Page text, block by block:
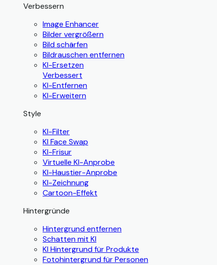
Verbessern
Image Enhancer
Bilder vergrößern
Bild schärfen
Bildrauschen entfernen
KI-Ersetzen
Verbessert
KI-Entfernen
KI-Erweitern
Style
KI-Filter
KI Face Swap
KI-Frisur
Virtuelle KI-Anprobe
KI-Haustier-Anprobe
KI-Zeichnung
Cartoon-Effekt
Hintergründe
Hintergrund entfernen
Schatten mit KI
KI Hintergrund für Produkte
Fotohintergrund für Personen